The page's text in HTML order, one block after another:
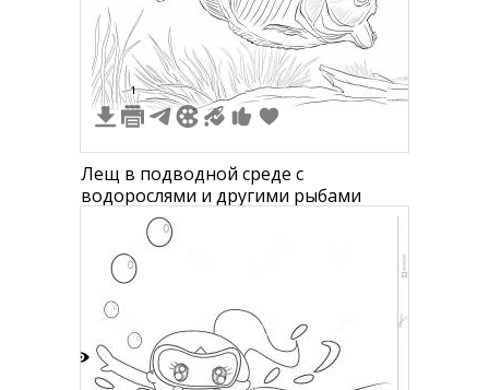
1
Лещ в подводной среде с
водорослями и другими рыбами